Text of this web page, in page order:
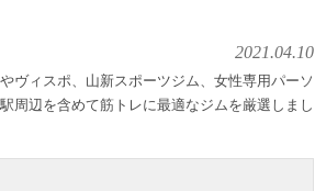
2021.04.10
ヴィスポ、山新スポーツジム、女性専用パーソ
周辺を含めて筋トレに最適なジムを厳選しまし